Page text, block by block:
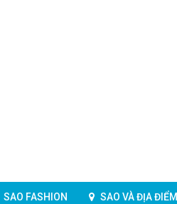
SAO FASHION SAO VÀ ĐỊA ĐIỂM